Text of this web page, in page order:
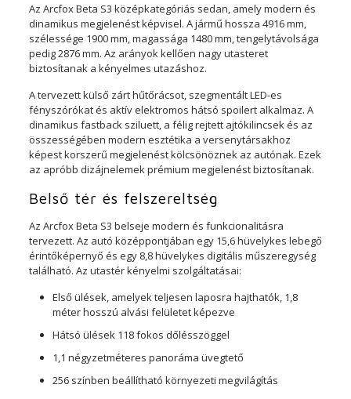
Az Arcfox Beta S3 középkategóriás sedan, amely modern és
dinamikus megjelenést képvisel. A jármű hossza 4916 mm,
szélessége 1900 mm, magassága 1480 mm, tengelytávolsága
pedig 2876 mm. Az arányok kellően nagy utasteret
biztosítanak a kényelmes utazáshoz.
A tervezett külső zárt hűtőrácsot, szegmentált LED-es
fényszórókat és aktív elektromos hátsó spoilert alkalmaz. A
dinamikus fastback sziluett, a félig rejtett ajtókilincsek és az
összességében modern esztétika a versenytársakhoz
képest korszerű megjelenést kölcsönöznek az autónak. Ezek
az apróbb dizájnelemek prémium megjelenést biztosítanak.
Belső tér és felszereltség
Az Arcfox Beta S3 belseje modern és funkcionalitásra
tervezett. Az autó középpontjában egy 15,6 hüvelykes lebegő
érintőképernyő és egy 8,8 hüvelykes digitális műszeregység
található. Az utastér kényelmi szolgáltatásai:
Első ülések, amelyek teljesen laposra hajthatók, 1,8
méter hosszú alvási felületet képezve
Hátsó ülések 118 fokos dőlésszöggel
1,1 négyzetméteres panoráma üvegtető
256 színben beállítható környezeti megvilágítás